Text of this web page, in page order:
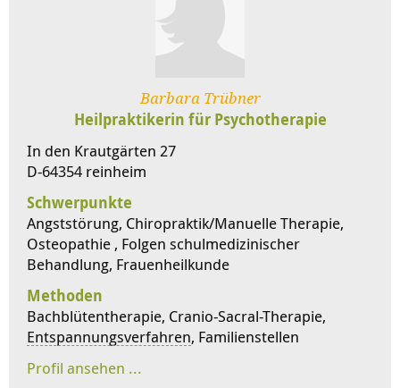
Barbara Trübner
Heilpraktikerin für Psychotherapie
In den Krautgärten 27
D-64354 reinheim
Schwerpunkte
Angststörung, Chiropraktik/Manuelle Therapie,
Osteopathie , Folgen schulmedizinischer
Behandlung, Frauenheilkunde
Methoden
Bachblütentherapie, Cranio-Sacral-Therapie,
Entspannungsverfahren, Familienstellen